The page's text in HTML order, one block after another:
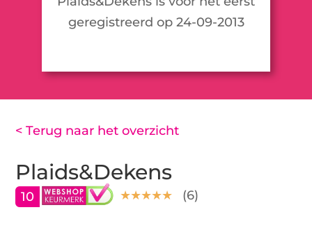
geregistreerd op 24-09-2013
< Terug naar het overzicht
Plaids&Dekens
10 (6)